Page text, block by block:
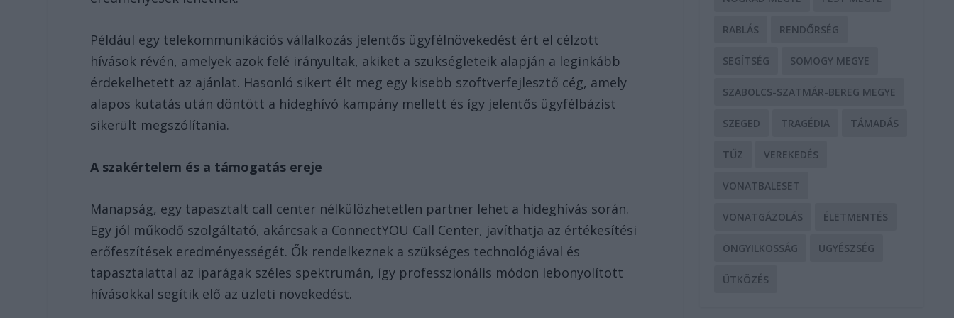
Például egy telekommunikációs vállalkozás jelentős ügyfélnövekedést ért el célzott
hívások révén, amelyek azok felé irányultak, akiket a szükségleteik alapján a leginkább
érdekelhetett az ajánlat. Hasonló sikert élt meg egy kisebb szoftverfejlesztő cég, amely
alapos kutatás után döntött a hideghívó kampány mellett és így jelentős ügyfélbázist
sikerült megszólítania.
A szakértelem és a támogatás ereje
Manapság, egy tapasztalt call center nélkülözhetetlen partner lehet a hideghívás során.
Egy jól működő szolgáltató, akárcsak a ConnectYOU Call Center, javíthatja az értékesítési
erőfeszítések eredményességét. Ők rendelkeznek a szükséges technológiával és
tapasztalattal az iparágak széles spektrumán, így professzionális módon lebonyolított
hívásokkal segítik elő az üzleti növekedést.
RABLÁS RENDŐRSÉG
SEGÍTSÉG SOMOGY MEGYE
SZABOLCS-SZATMÁR-BEREG MEGYE
SZEGED TRAGÉDIA TÁMADÁS
TŰZ VEREKEDÉS
VONATBALESET
VONATGÁZOLÁS ÉLETMENTÉS
ÖNGYILKOSSÁG ÜGYÉSZSÉG
ÜTKÖZÉS